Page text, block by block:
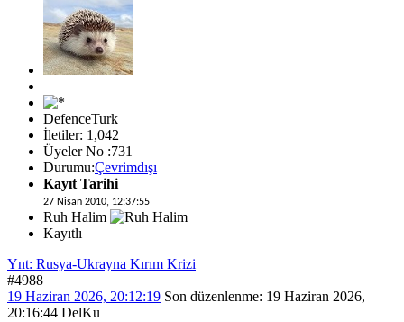
DefenceTurk
İletiler: 1,042
Üyeler No :731
Durumu:Çevrimdışı
Kayıt Tarihi
27 Nisan 2010, 12:37:55
Ruh Halim
Kayıtlı
Ynt: Rusya-Ukrayna Kırım Krizi
#4988
19 Haziran 2026, 20:12:19 Son düzenlenme: 19 Haziran 2026,
20:16:44 DelKu